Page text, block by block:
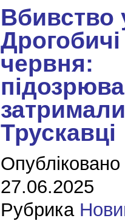
Вбивство
червня:
Трускавці
27.06.2025
Рубрика